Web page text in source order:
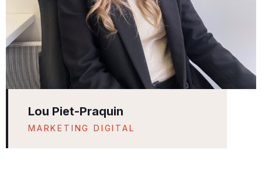
Lou Piet-Praquin
MARKETING DIGITAL